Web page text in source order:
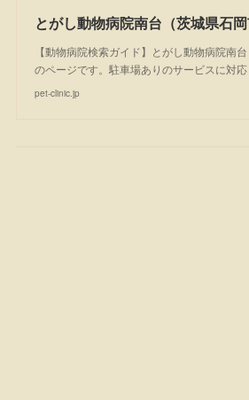
とがし動物病院南台（茨城県石岡
【動物病院検索ガイド】とがし動物病院南
のページです。駐車場ありのサービスに対
pet-clinic.jp